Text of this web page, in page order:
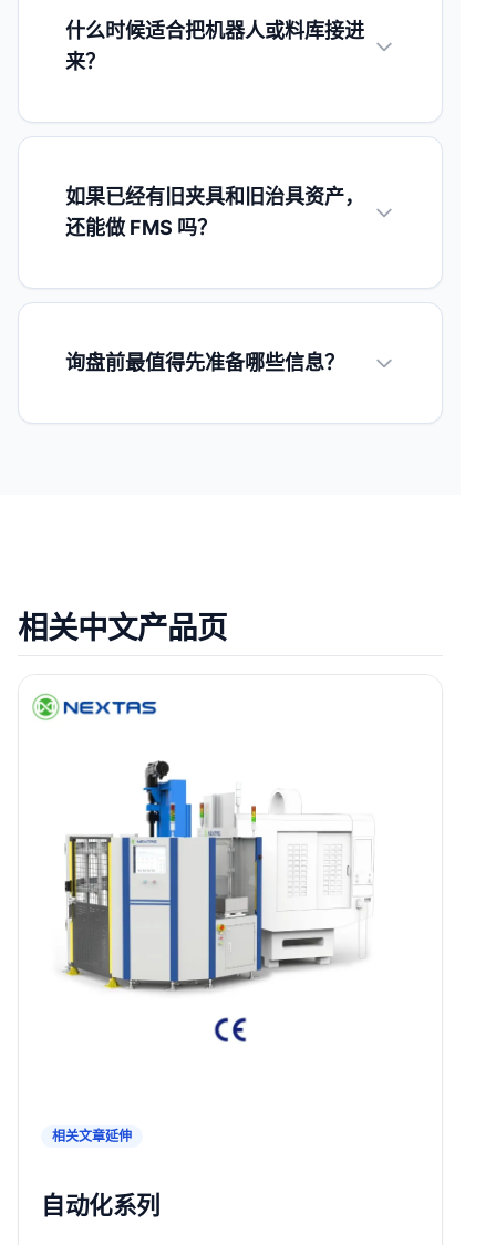
什么时候适合把机器人或料库接进
来？
如果已经有旧夹具和旧治具资产，
还能做 FMS 吗？
询盘前最值得先准备哪些信息？
相关中文产品页
相关文章延伸
自动化系列